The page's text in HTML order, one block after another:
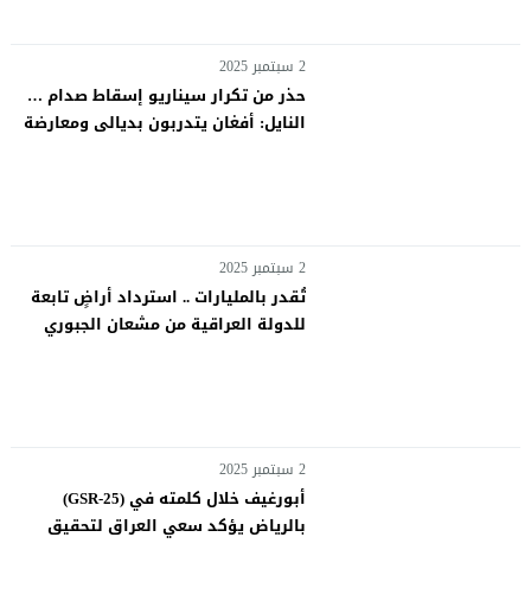
2 سبتمبر 2025
حذر من تكرار سيناريو إسقاط صدام …
النايل: أفغان يتدربون بديالى ومعارضة
2 سبتمبر 2025
تُقدر بالمليارات .. استرداد أراضٍ تابعة
للدولة العراقية من مشعان الجبوري
2 سبتمبر 2025
أبورغيف خلال كلمته في (GSR-25)
بالرياض يؤكد سعي العراق لتحقيق